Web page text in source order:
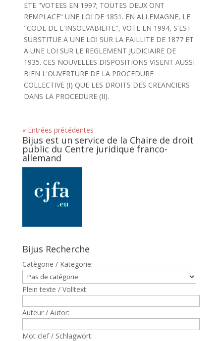
ETE "VOTEES EN 1997; TOUTES DEUX ONT
REMPLACE" UNE LOI DE 1851. EN ALLEMAGNE, LE
"CODE DE L'INSOLVABILITE", VOTE EN 1994, S'EST
SUBSTITUE A UNE LOI SUR LA FAILLITE DE 1877 ET
A UNE LOI SUR LE REGLEMENT JUDICIAIRE DE
1935. CES NOUVELLES DISPOSITIONS VISENT AUSSI
BIEN L'OUVERTURE DE LA PROCEDURE
COLLECTIVE (I) QUE LES DROITS DES CREANCIERS
DANS LA PROCEDURE (II).
« Entrées précédentes
Bijus est un service de la Chaire de droit
public du Centre juridique franco-
allemand
Bijus Recherche
Catègorie / Kategorie:
Plein texte / Volltext:
Auteur / Autor:
Mot clef / Schlagwort: